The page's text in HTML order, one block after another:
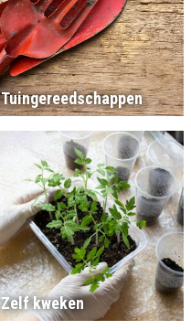
Tuingereedschappen
Zelf kweken